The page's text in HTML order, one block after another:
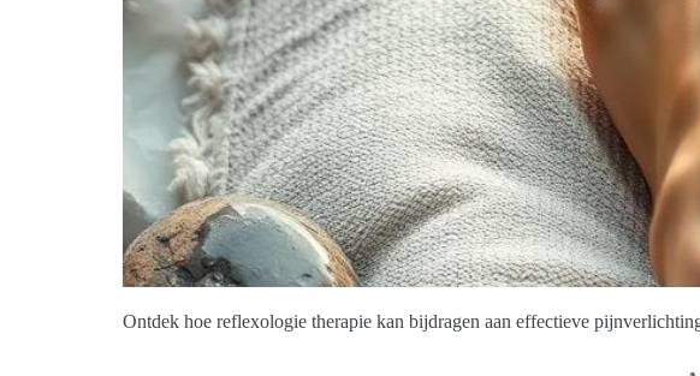
Ontdek hoe reflexologie therapie kan bijdragen aan effectieve